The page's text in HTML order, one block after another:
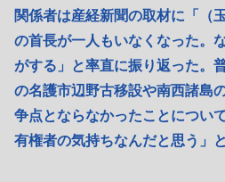
関係者は産経新聞の取材に「（
の首長が一人もいなくなった。
がする」と率直に振り返った。
の名護市辺野古移設や南西諸島
争点とならなかったことについ
有権者の気持ちなんだと思う」